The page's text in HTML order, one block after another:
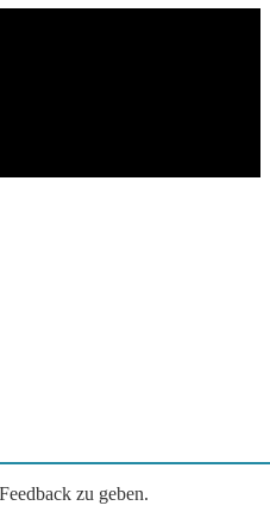
zu geben.